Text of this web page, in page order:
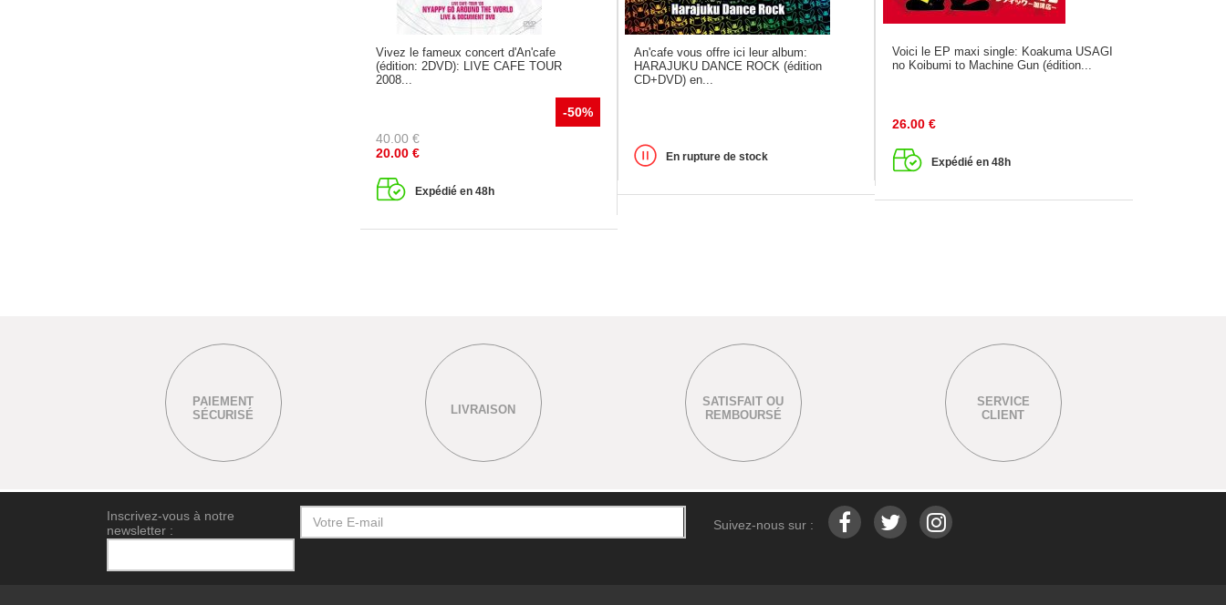
Vivez le fameux concert d'An'cafe
(édition: 2DVD): LIVE CAFE TOUR
2008...
-50%
40.00 €
20.00 €
Expédié en 48h
An'cafe vous offre ici leur album:
HARAJUKU DANCE ROCK (édition
CD+DVD) en...
En rupture de stock
Voici le EP maxi single: Koakuma USAGI
no Koibumi to Machine Gun (édition...
26.00 €
Expédié en 48h
PAIEMENT
SÉCURISÉ
LIVRAISON
SATISFAIT OU
REMBOURSÉ
SERVICE
CLIENT
Inscrivez-vous à notre
newsletter :
Suivez-nous sur :